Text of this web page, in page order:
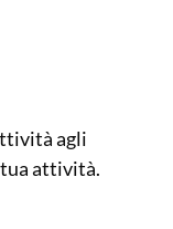
agli
attività.